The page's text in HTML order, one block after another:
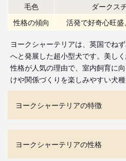
毛色
ダークス
性格の傾向
活発で好奇心旺
ヨークシャーテリアは、英国でね
へと発展した超小型犬です。美し
性格が人気の理由で、室内飼育に
けや関係づくりを楽しみやすい犬種
ヨークシャーテリアの特徴
ヨークシャーテリアの性格